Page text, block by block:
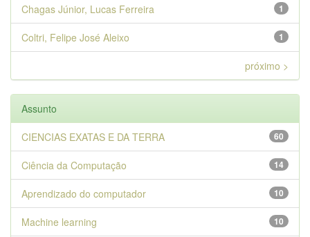
1
Chagas Júnior, Lucas Ferreira
1
Coltri, Felipe José Aleixo
próximo >
Assunto
60
CIENCIAS EXATAS E DA TERRA
14
Ciência da Computação
10
Aprendizado do computador
10
Machine learning